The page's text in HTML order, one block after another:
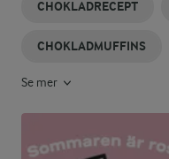
CHOKLADRECEPT
CHOKLADMUFFINS
Se mer